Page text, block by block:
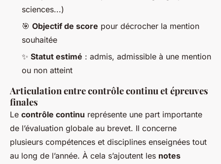
sciences...)
🎯 Objectif de score pour décrocher la mention
souhaitée
✨ Statut estimé : admis, admissible à une mention
ou non atteint
Articulation entre contrôle continu et épreuves
finales
Le contrôle continu représente une part importante
de l’évaluation globale au brevet. Il concerne
plusieurs compétences et disciplines enseignées tout
au long de l’année. À cela s’ajoutent les notes